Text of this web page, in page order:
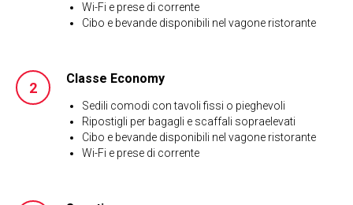
Wi-Fi e prese di corrente
Cibo e bevande disponibili nel vagone ristorante
Classe Economy
Sedili comodi con tavoli fissi o pieghevoli
Ripostigli per bagagli e scaffali sopraelevati
Cibo e bevande disponibili nel vagone ristorante
Wi-Fi e prese di corrente